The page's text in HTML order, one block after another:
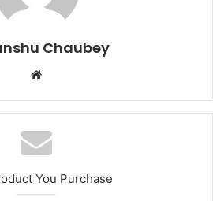
Chaubey
You Purchase